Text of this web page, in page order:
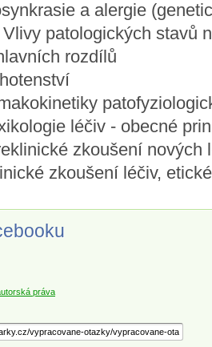
a alergie
patologických stavů
rozdílů
léčiv - obecné
zkoušení nových
zkoušení léčiv,
práva